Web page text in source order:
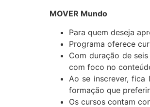
MOVER Mundo
Para quem deseja
Programa oferece
Com duração de
com foco no
Ao se inscrever,
formação que
Os cursos contam